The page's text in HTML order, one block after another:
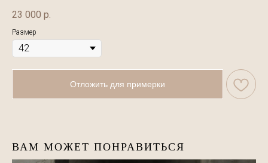
23 000 р.
Размер
Отложить для примерки
ВАМ МОЖЕТ ПОНРАВИТЬСЯ